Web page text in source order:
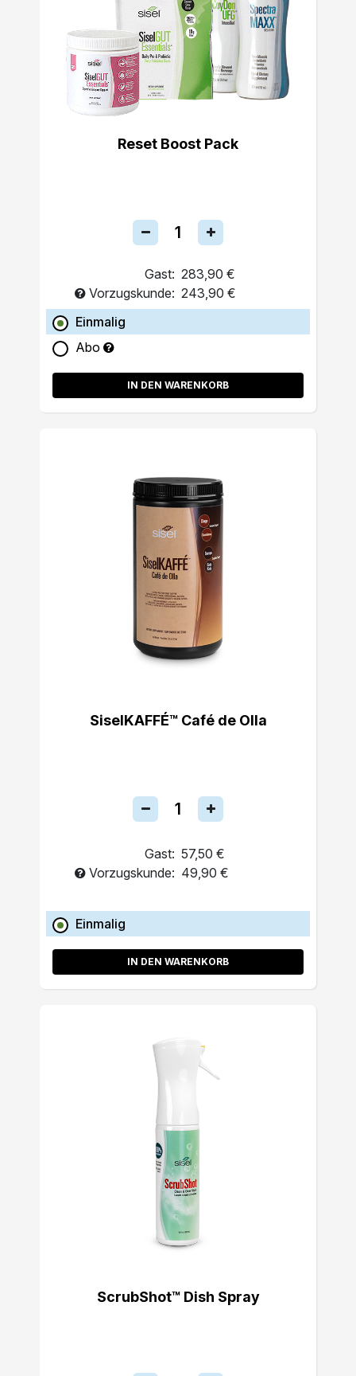
Reset Boost Pack
Gast: 283,90 €
Vorzugskunde: 243,90 €
Einmalig
Abo
IN DEN WARENKORB
SiselKAFFÉ™ Café de Olla
Gast: 57,50 €
Vorzugskunde: 49,90 €
Einmalig
IN DEN WARENKORB
ScrubShot™ Dish Spray